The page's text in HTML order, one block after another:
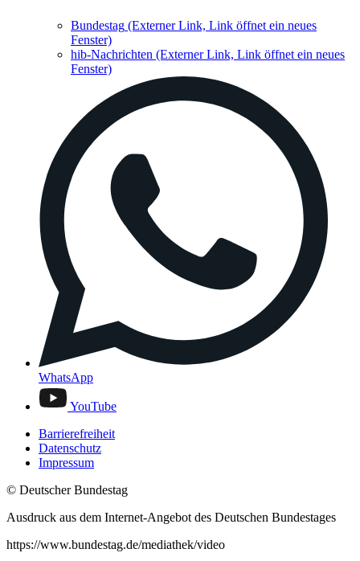
Bundestag (Externer Link, Link öffnet ein neues
Fenster)
hib-Nachrichten (Externer Link, Link öffnet ein neues
Fenster)
WhatsApp
YouTube
Barrierefreiheit
Datenschutz
Impressum
© Deutscher Bundestag
Ausdruck aus dem Internet-Angebot des Deutschen Bundestages
https://www.bundestag.de/mediathek/video